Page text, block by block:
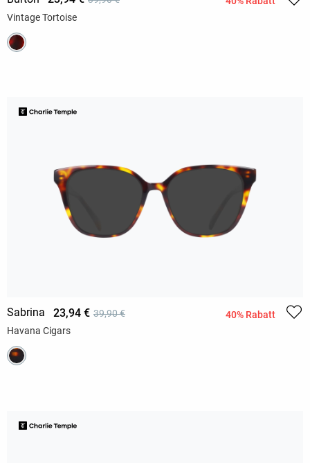
Vintage Tortoise
Sabrina 23,94 € 39,90 €
40% Rabatt
Havana Cigars